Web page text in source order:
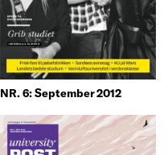
NR. 6: September 2012